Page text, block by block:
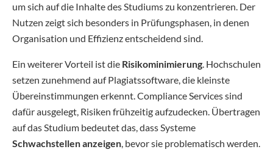
um sich auf die Inhalte des Studiums zu konzentrieren. Der
Nutzen zeigt sich besonders in Prüfungsphasen, in denen
Organisation und Effizienz entscheidend sind.
Ein weiterer Vorteil ist die Risikominimierung. Hochschulen
setzen zunehmend auf Plagiatssoftware, die kleinste
Übereinstimmungen erkennt. Compliance Services sind
dafür ausgelegt, Risiken frühzeitig aufzudecken. Übertragen
auf das Studium bedeutet das, dass Systeme
Schwachstellen anzeigen, bevor sie problematisch werden.